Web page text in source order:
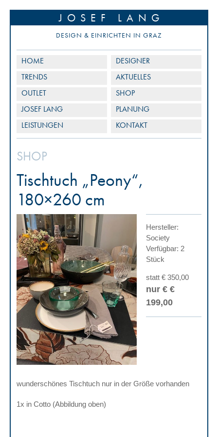
JOSEF LANG
DESIGN & EINRICHTEN IN GRAZ
HOME
DESIGNER
TRENDS
AKTUELLES
OUTLET
SHOP
JOSEF LANG
PLANUNG
LEISTUNGEN
KONTAKT
SHOP
Tischtuch „Peony“,
180×260 cm
Hersteller:
Society
Verfügbar: 2
Stück
statt € 350,00
nur € €
199,00
wunderschönes Tischtuch nur in der Größe vorhanden
1x in Cotto (Abbildung oben)